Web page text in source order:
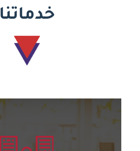
خدماتنا